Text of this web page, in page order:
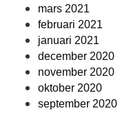
mars 2021
februari 2021
januari 2021
december 2020
november 2020
oktober 2020
september 2020